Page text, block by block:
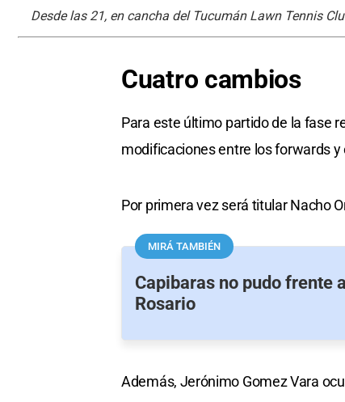
Desde las 21, en cancha del Tucumán Lawn Tennis
Cuatro cambios
Para este último partido de la fase
modificaciones entre los forwards
Por primera vez será titular Nacho
MIRÁ TAMBIÉN
Capibaras no pudo frente
Rosario
Además, Jerónimo Gomez Vara